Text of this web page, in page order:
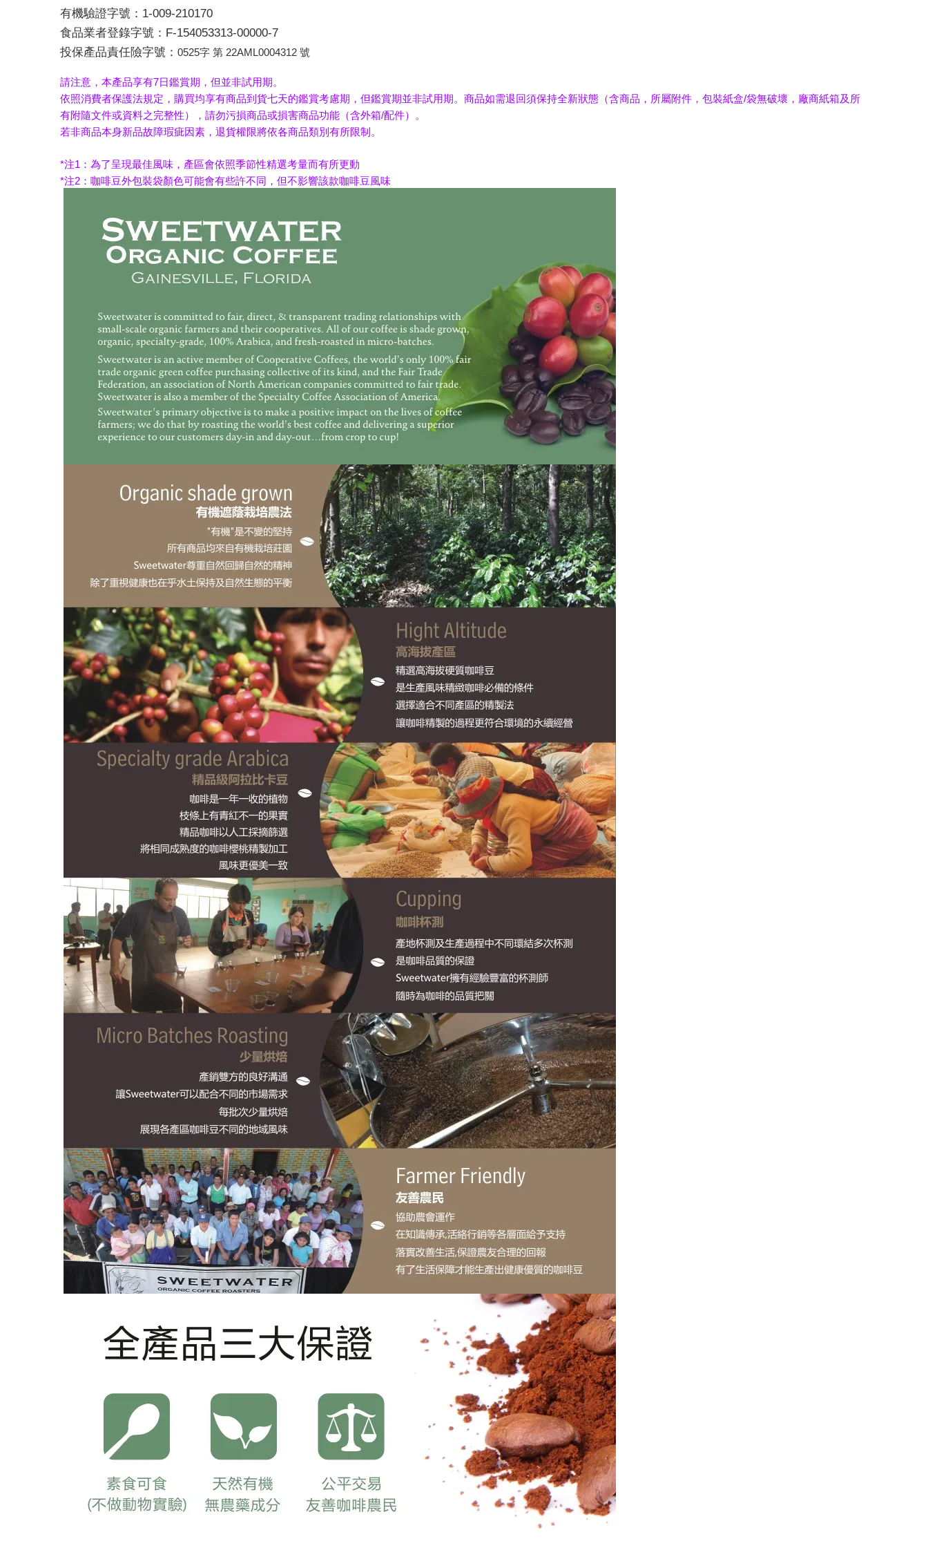
有機驗證字號：1-009-210170
食品業者登錄字號：F-154053313-00000-7
投保產品責任險字號： 0525字 第 22AML0004312 號
請注意，本產品享有7日鑑賞期，但並非試用期。
依照消費者保護法規定，購買均享有商品到貨七天的鑑賞考慮期，但鑑賞期並非試用期。商品如需退回須保持全新狀態（含商品，所屬附件，包裝紙盒/袋無破壞，廠商紙箱及所
有附隨文件或資料之完整性），請勿污損商品或損害商品功能（含外箱/配件）。
若非商品本身新品故障瑕疵因素，退貨權限將依各商品類別有所限制。
*注1：為了呈現最佳風味，產區會依照季節性精選考量而有所更動
*注2：咖啡豆外包裝袋顏色可能會有些許不同，但不影響該款咖啡豆風味